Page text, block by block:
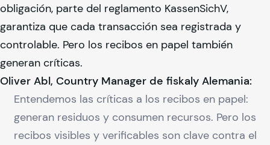
obligación, parte del reglamento KassenSichV,
garantiza que cada transacción sea registrada y
controlable. Pero los recibos en papel también
generan críticas.
Oliver Abl, Country Manager de fiskaly Alemania:
Entendemos las críticas a los recibos en papel:
generan residuos y consumen recursos. Pero los
recibos visibles y verificables son clave contra el